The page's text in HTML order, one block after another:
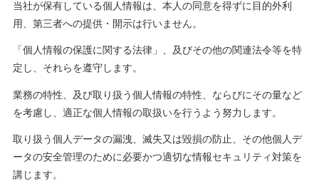
当社が保有している個人情報は、本人の同意を得ずに目的外利
用、第三者への提供・開示は行いません。
「個人情報の保護に関する法律」、及びその他の関連法令等を特
定し、それらを遵守します。
業務の特性、及び取り扱う個人情報の特性、ならびにその量など
を考慮し、適正な個人情報の取扱いを行うよう努力します。
取り扱う個人データの漏洩、滅失又は毀損の防止、その他個人デ
ータの安全管理のために必要かつ適切な情報セキュリティ対策を
講じます。